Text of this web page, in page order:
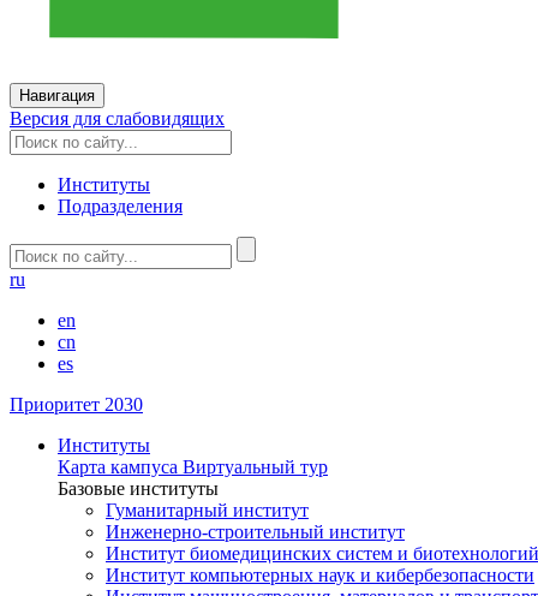
Навигация
Версия для слабовидящих
Институты
Подразделения
ru
en
cn
es
Приоритет 2030
Институты
Карта кампуса Виртуальный тур
Базовые институты
Гуманитарный институт
Инженерно-строительный институт
Институт биомедицинских систем и биотехнологий
Институт компьютерных наук и кибербезопасности